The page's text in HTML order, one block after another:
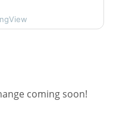
99.58%
coming soon!